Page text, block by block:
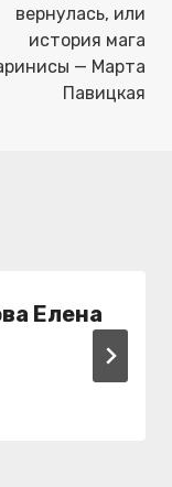
вернулась, или
история мага
— Марта
Павицкая
Елена